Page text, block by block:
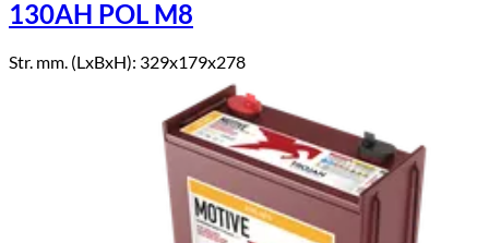
130AH POL M8
Str. mm. (LxBxH): 329x179x278